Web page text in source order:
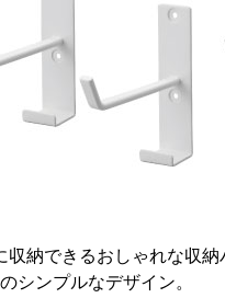
納できるおしゃれな収納
シンプルなデザイン。